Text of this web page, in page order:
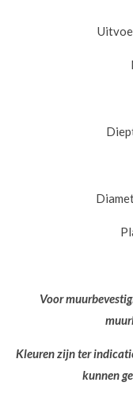
Voor
Kleuren zijn ter
kunnen